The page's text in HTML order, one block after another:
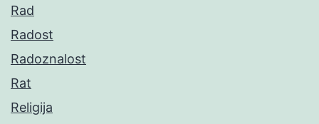
Rad
Radost
Radoznalost
Rat
Religija